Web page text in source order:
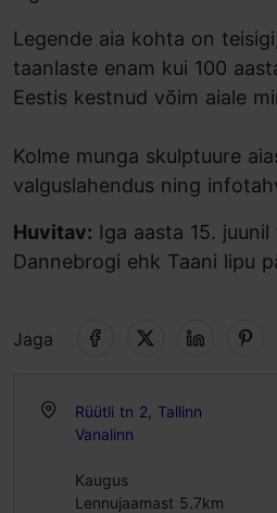
Legende aia kohta on
taanlaste enam kui 100
Eestis kestnud võim aiale
Kolme munga skulptuure
valguslahendus ning
Huvitav: Iga aasta 15.
Dannebrogi ehk Taani lipu
Jaga
Rüütli tn 2, Tallinn
Vanalinn
Kaugus
Lennujaamast 5.7km